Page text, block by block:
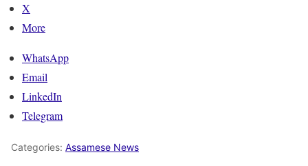
X
More
WhatsApp
Email
LinkedIn
Telegram
Categories: Assamese News